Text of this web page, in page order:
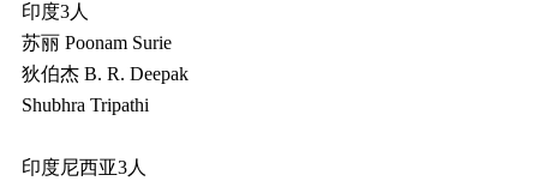
印度3人
苏丽 Poonam Surie
狄伯杰 B. R. Deepak
Shubhra Tripathi
印度尼西亚3人